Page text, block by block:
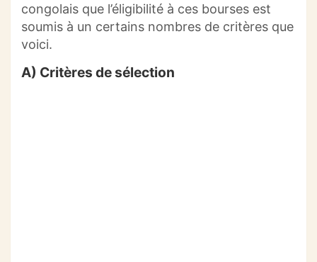
congolais que l’éligibilité à ces bourses est
soumis à un certains nombres de critères que
voici.
A) Critères de sélection